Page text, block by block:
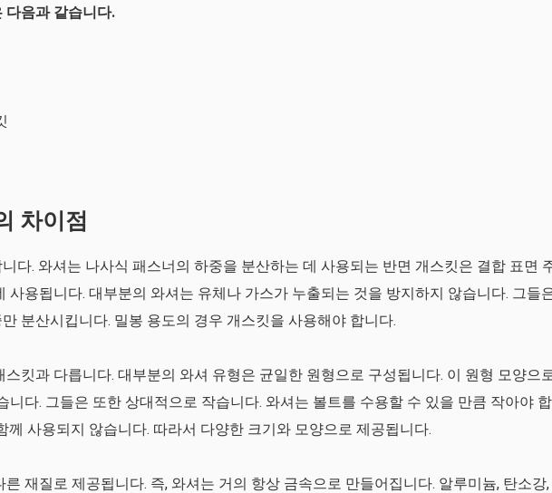
다음과 같습니다.
차이점
다. 와셔는 나사식 패스너의 하중을 분산하는 데 사용되는 반면 개스킷은 결합 표면
사용됩니다. 대부분의 와셔는 유체나 가스가 누출되는 것을 방지하지 않습니다. 그들
분산시킵니다. 밀봉 용도의 경우 개스킷을 사용해야 합니다.
스킷과 다릅니다. 대부분의 와셔 유형은 균일한 원형으로 구성됩니다. 이 원형 모양으
니다. 그들은 또한 상대적으로 작습니다. 와셔는 볼트를 수용할 수 있을 만큼 작아야 합
께 사용되지 않습니다. 따라서 다양한 크기와 모양으로 제공됩니다.
재질로 제공됩니다. 즉, 와셔는 거의 항상 금속으로 만들어집니다. 알루미늄, 탄소강,